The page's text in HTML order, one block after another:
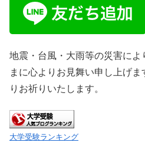
地震・台風・大雨等の災害によ
まに心よりお見舞い申し上げ
りお祈りいたします。
大学受験ランキング